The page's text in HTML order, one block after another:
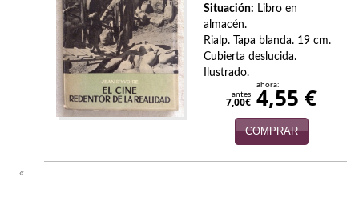
Enciclopedias
Filosofía
Situación: Libro en
almacén.
Rialp. Tapa blanda. 19 cm.
Cubierta deslucida.
Ilustrado.
antes
7,00€
ahora:
4,55 €
COMPRAR
«